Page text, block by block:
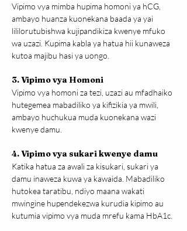
Vipimo vya mimba hupima homoni ya hCG,
ambayo huanza kuonekana baada ya yai
lililorutubishwa kujipandikiza kwenye mfuko
wa uzazi. Kupima kabla ya hatua hii kunaweza
kutoa majibu hasi ya uongo.
3. Vipimo vya Homoni
Vipimo vya homoni za tezi, uzazi au mfadhaiko
hutegemea mabadiliko ya kifizikia ya mwili,
ambayo huchukua muda kuonekana wazi
kwenye damu.
4. Vipimo vya sukari kwenye damu
Katika hatua za awali za kisukari, sukari ya
damu inaweza kuwa ya kawaida. Mabadiliko
hutokea taratibu, ndiyo maana wakati
mwingine hupendekezwa kurudia kipimo au
kutumia vipimo vya muda mrefu kama HbA1c.